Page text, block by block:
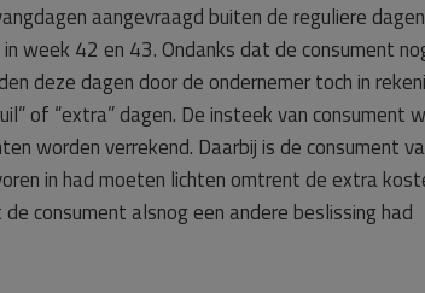
aangevraagd buiten de reguliere
week 42 en 43. Ondanks dat de consument
deze dagen door de ondernemer toch in
of “extra” dagen. De insteek van consument
worden verrekend. Daarbij is de consument
in had moeten lichten omtrent de extra
consument alsnog een andere beslissing had